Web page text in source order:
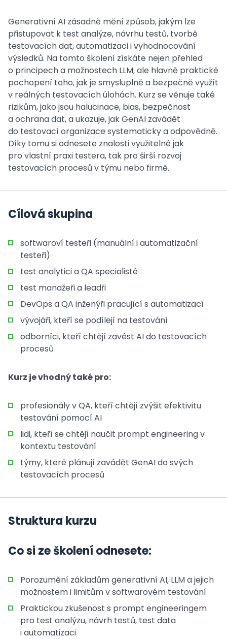
Generativní AI zásadně mění způsob, jakým lze
přistupovat k test analýze, návrhu testů, tvorbě
testovacích dat, automatizaci i vyhodnocování
výsledků. Na tomto školení získáte nejen přehled
o principech a možnostech LLM, ale hlavně praktické
pochopení toho, jak je smysluplně a bezpečně využít
v reálných testovacích úlohách. Kurz se věnuje také
rizikům, jako jsou halucinace, bias, bezpečnost
a ochrana dat, a ukazuje, jak GenAI zavádět
do testovací organizace systematicky a odpovědně.
Díky tomu si odnesete znalosti využitelné jak
pro vlastní praxi testera, tak pro širší rozvoj
testovacích procesů v týmu nebo firmě.
Cílová skupina
softwaroví testeři (manuální i automatizační
testeři)
test analytici a QA specialisté
test manažeři a leadři
DevOps a QA inženýři pracující s automatizací
vývojáři, kteří se podílejí na testování
odborníci, kteří chtějí zavést AI do testovacích
procesů
Kurz je vhodný také pro:
profesionály v QA, kteří chtějí zvýšit efektivitu
testování pomocí AI
lidi, kteří se chtějí naučit prompt engineering v
kontextu testování
týmy, které plánují zavádět GenAI do svých
testovacích procesů
Struktura kurzu
Co si ze školení odnesete:
Porozumění základům generativní AI, LLM a jejich
možnostem i limitům v softwarovém testování
Praktickou zkušenost s prompt engineeringem
pro test analýzu, návrh testů, test data
i automatizaci